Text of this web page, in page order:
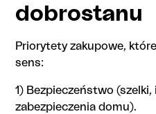
dobrostanu
Priorytety zakupowe,
sens:
1) Bezpieczeństwo
zabezpieczenia domu).